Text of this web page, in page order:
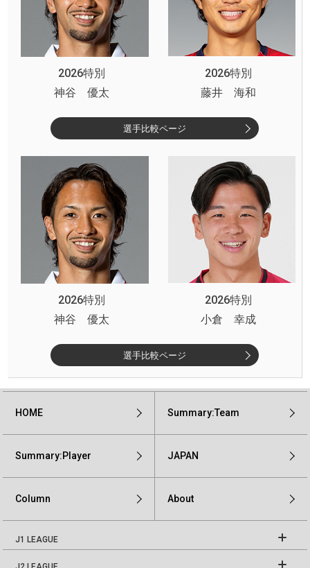
2026特別
2026特別
神谷 優太
藤井 海和
選手比較ページ
2026特別
2026特別
神谷 優太
小倉 幸成
選手比較ページ
HOME Summary:Team
Summary:Player JAPAN
Column About
J1 LEAGUE